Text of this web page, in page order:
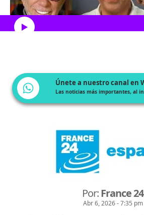
Escucha el
Únete a nuestro canal en
Las noticias más importantes, al
Por:France 24
Abr 6, 2026 - 7:35 pm